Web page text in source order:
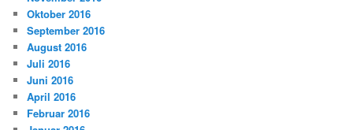
Oktober 2016
September 2016
August 2016
Juli 2016
Juni 2016
April 2016
Februar 2016